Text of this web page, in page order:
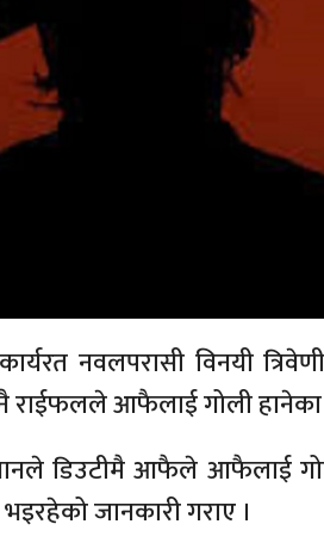
नवलपरासी विनयी
राईफलले आफैलाई गोली
डिउटीमै आफैले आफैलाई
जानकारी गराए ।